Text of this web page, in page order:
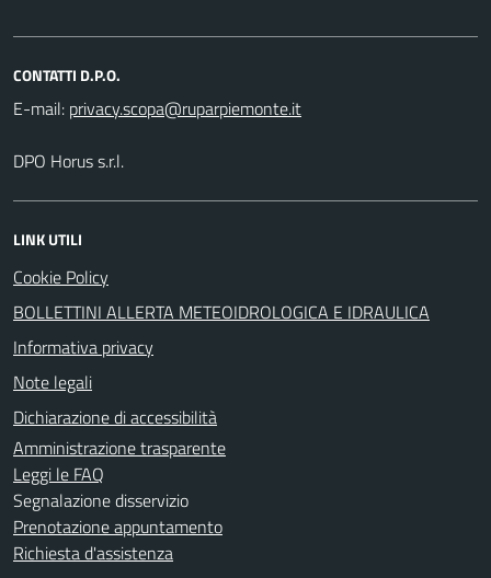
CONTATTI D.P.O.
E-mail:
DPO Horus s.r.l.
LINK UTILI
Cookie Policy
BOLLETTINI ALLERTA METEOIDROLOGICA E IDRAULICA
Informativa privacy
Note legali
Dichiarazione di accessibilità
Amministrazione trasparente
Leggi le FAQ
Segnalazione disservizio
Prenotazione appuntamento
Richiesta d'assistenza